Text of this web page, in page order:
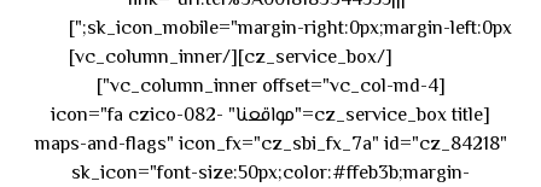
sk_icon_mobile="margin-right:0px;margin-left:0px;"]
[/cz_service_box][/vc_column_inner]
[vc_column_inner offset="vc_col-md-4"]
[cz_service_box title="مواقعنا" icon="fa czico-082-
maps-and-flags" icon_fx="cz_sbi_fx_7a" id="cz_84218"
sk_icon="font-size:50px;color:#ffeb3b;margin-